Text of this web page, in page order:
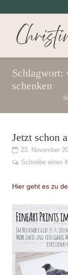
Schlagwort:
schenken
Jetzt schon
23. November
Schreibe einen
Hier geht es zu